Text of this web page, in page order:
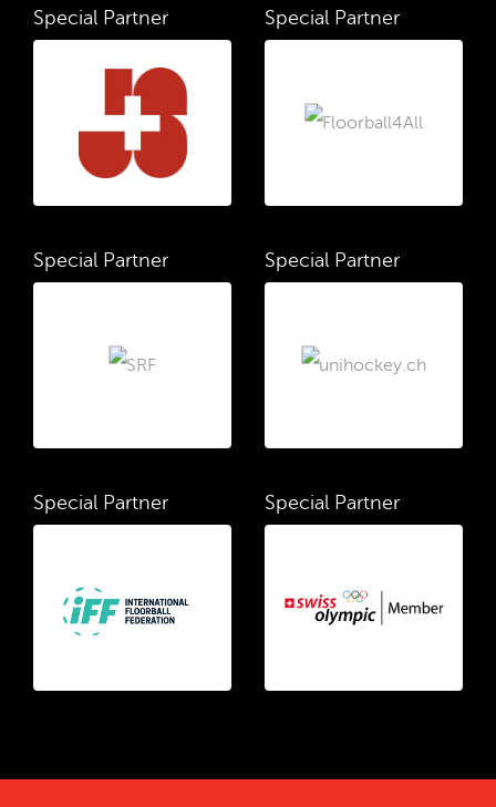
Special Partner Special Partner
Special Partner Special Partner
Special Partner Special Partner